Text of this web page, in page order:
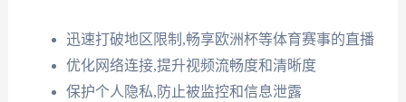
迅速打破地区限制,畅享欧洲杯等体育赛事的直播
优化网络连接,提升视频流畅度和清晰度
保护个人隐私,防止被监控和信息泄露